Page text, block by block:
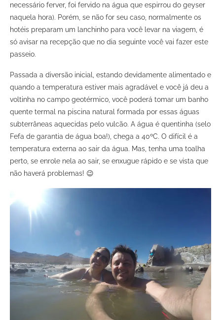
necessário ferver, foi fervido na água que espirrou do geyser
naquela hora). Porém, se não for seu caso, normalmente os
hotéis preparam um lanchinho para você levar na viagem, é
só avisar na recepção que no dia seguinte você vai fazer este
passeio.
Passada a diversão inicial, estando devidamente alimentado e
quando a temperatura estiver mais agradável e você já deu a
voltinha no campo geotérmico, você poderá tomar um banho
quente termal na piscina natural formada por essas águas
subterrâneas aquecidas pelo vulcão. A água é quentinha (selo
Fefa de garantia de água boa!), chega a 40ºC. O difícil é a
temperatura externa ao sair da água. Mas, tenha uma toalha
perto, se enrole nela ao sair, se enxugue rápido e se vista que
não haverá problemas! 😉